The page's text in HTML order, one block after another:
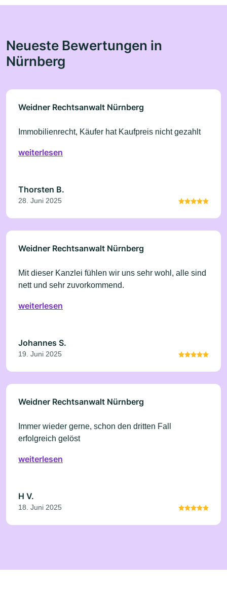
Neueste Bewertungen in
Nürnberg
Weidner Rechtsanwalt Nürnberg
Immobilienrecht, Käufer hat Kaufpreis nicht gezahlt
weiterlesen
Thorsten B.
28. Juni 2025
Weidner Rechtsanwalt Nürnberg
Mit dieser Kanzlei fühlen wir uns sehr wohl, alle sind
nett und sehr zuvorkommend.
weiterlesen
Johannes S.
19. Juni 2025
Weidner Rechtsanwalt Nürnberg
Immer wieder gerne, schon den dritten Fall
erfolgreich gelöst
weiterlesen
H V.
18. Juni 2025